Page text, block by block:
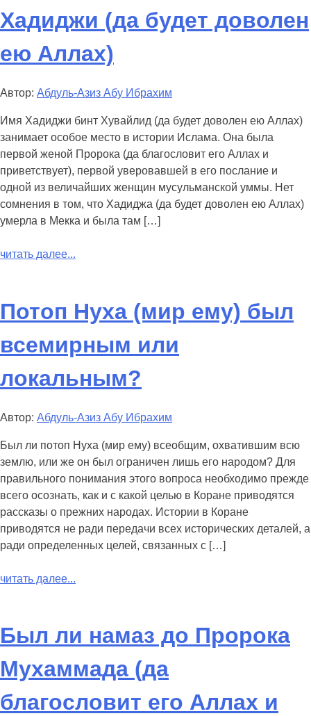
Хадиджи (да будет доволен
ею Аллах)
Автор: Абдуль-Азиз Абу Ибрахим
Имя Хадиджи бинт Хувайлид (да будет доволен ею Аллах)
занимает особое место в истории Ислама. Она была
первой женой Пророка (да благословит его Аллах и
приветствует), первой уверовавшей в его послание и
одной из величайших женщин мусульманской уммы. Нет
сомнения в том, что Хадиджа (да будет доволен ею Аллах)
умерла в Мекка и была там […]
читать далее...
Потоп Нуха (мир ему) был
всемирным или
локальным?
Автор: Абдуль-Азиз Абу Ибрахим
Был ли потоп Нуха (мир ему) всеобщим, охватившим всю
землю, или же он был ограничен лишь его народом? Для
правильного понимания этого вопроса необходимо прежде
всего осознать, как и с какой целью в Коране приводятся
рассказы о прежних народах. Истории в Коране
приводятся не ради передачи всех исторических деталей, а
ради определенных целей, связанных с […]
читать далее...
Был ли намаз до Пророка
Мухаммада (да
благословит его Аллах и